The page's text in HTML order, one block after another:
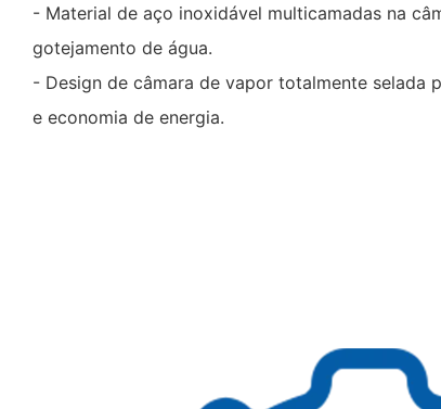
- Material de aço inoxidável multicamadas na
gotejamento de água.
- Design de câmara de vapor totalmente selada
e economia de energia.